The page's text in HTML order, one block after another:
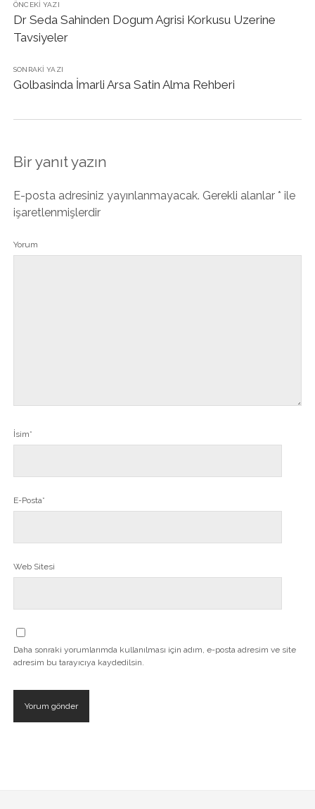
ÖNCEKI YAZI
Dr Seda Sahinden Dogum Agrisi Korkusu Uzerine
Tavsiyeler
SONRAKI YAZI
Golbasinda İmarli Arsa Satin Alma Rehberi
Bir yanıt yazın
E-posta adresiniz yayınlanmayacak. Gerekli alanlar * ile
işaretlenmişlerdir
Yorum
İsim*
E-Posta*
Web Sitesi
Daha sonraki yorumlarımda kullanılması için adım, e-posta adresim ve site
adresim bu tarayıcıya kaydedilsin.